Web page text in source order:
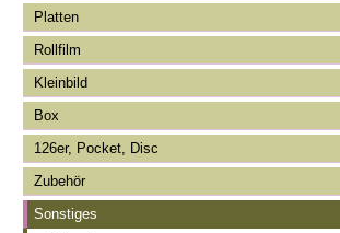
Platten
Rollfilm
Kleinbild
Box
126er, Pocket, Disc
Zubehör
Sonstiges